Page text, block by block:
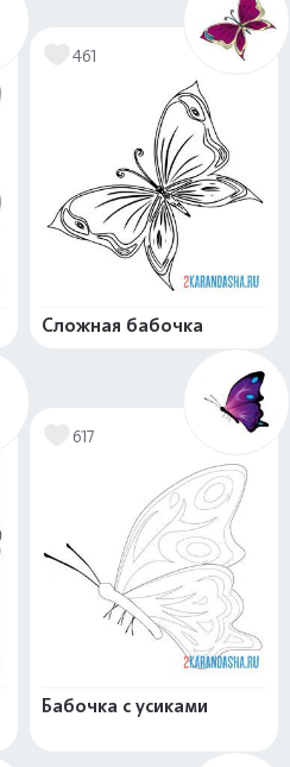
461
Сложная бабочка
617
Бабочка с усиками